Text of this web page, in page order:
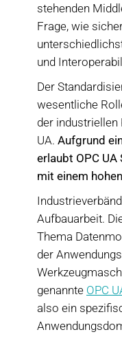
stehenden
Frage, wie
und
Der
wesentliche
der industriellen
UA. Aufgrund
erlaubt OPC
mit einem
Aufbauarbeit.
Thema
der
genannte OPC
also ein